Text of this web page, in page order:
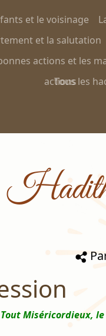
et le voisinage
et la salutation
actions et les
actions
Tous les
Miséricordieux,